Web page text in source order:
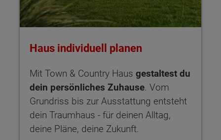
Haus individuell planen
Mit Town & Country Haus gestaltest du
dein persönliches Zuhause. Vom
Grundriss bis zur Ausstattung entsteht
dein Traumhaus - für deinen Alltag,
deine Pläne, deine Zukunft.